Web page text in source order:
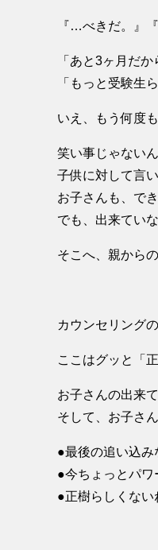
『…べきだ。』
「あと3ヶ月だ
「もっと受験生
いえ、もう何度
笑い事じゃないん
子供に対して言
お子さんも、で
でも、出来てい
そこへ、親から
カウンセリング
ここはグッと「
お子さんの出来
そして、お子さ
●最後の追い込み
●今ちょっとパワ
●正樹らしくない